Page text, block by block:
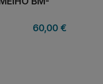
60,00 €